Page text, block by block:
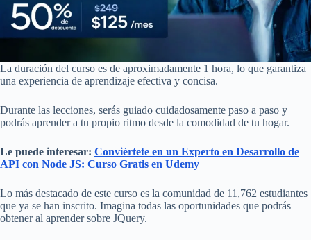
La duración del curso es de aproximadamente 1 hora, lo que garantiza
una experiencia de aprendizaje efectiva y concisa.
Durante las lecciones, serás guiado cuidadosamente paso a paso y
podrás aprender a tu propio ritmo desde la comodidad de tu hogar.
Le puede interesar: Conviértete en un Experto en Desarrollo de
API con Node JS: Curso Gratis en Udemy
Lo más destacado de este curso es la comunidad de 11,762 estudiantes
que ya se han inscrito. Imagina todas las oportunidades que podrás
obtener al aprender sobre JQuery.